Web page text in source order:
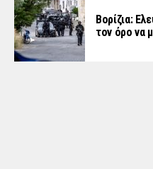
Βορίζια:
τον όρο να